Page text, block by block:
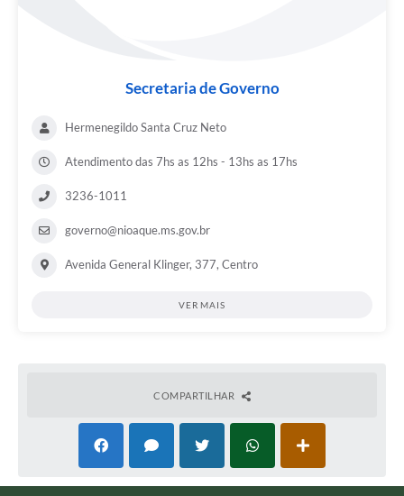
Secretaria de Governo
Hermenegildo Santa Cruz Neto
Atendimento das 7hs as 12hs - 13hs as 17hs
3236-1011
governo@nioaque.ms.gov.br
Avenida General Klinger, 377, Centro
VER MAIS
COMPARTILHAR